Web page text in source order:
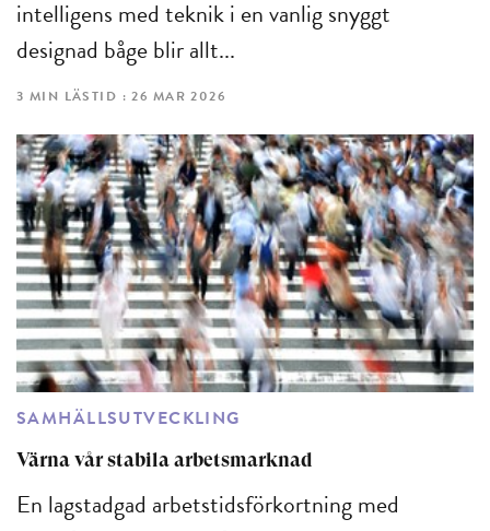
intelligens med teknik i en vanlig snyggt
designad båge blir allt...
3 MIN LÄSTID : 26 MAR 2026
SAMHÄLLSUTVECKLING
Värna vår stabila arbetsmarknad
En lagstadgad arbetstidsförkortning med